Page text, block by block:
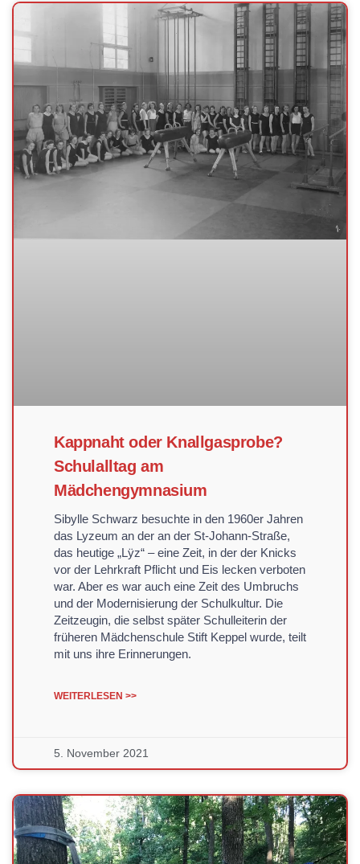
Kappnaht oder Knallgasprobe?
Schulalltag am
Mädchengymnasium
Sibylle Schwarz besuchte in den 1960er Jahren
das Lyzeum an der an der St-Johann-Straße,
das heutige „Lÿz“ – eine Zeit, in der der Knicks
vor der Lehrkraft Pflicht und Eis lecken verboten
war. Aber es war auch eine Zeit des Umbruchs
und der Modernisierung der Schulkultur. Die
Zeitzeugin, die selbst später Schulleiterin der
früheren Mädchenschule Stift Keppel wurde, teilt
mit uns ihre Erinnerungen.
WEITERLESEN >>
5. November 2021